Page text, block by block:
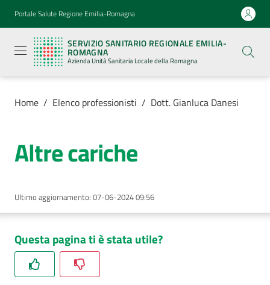
Vai al contenuto
Vai alla navigazione
Vai al footer
Portale Salute Regione Emilia-Romagna
SERVIZIO SANITARIO REGIONALE EMILIA-
ROMAGNA
Azienda Unità Sanitaria Locale della Romagna
Sanitario
Regionale
Emilia-
Romagna
Azienda
Sanitaria
Locale della
Servizi
Luoghi
di
cura
Home / Elenco professionisti / Dott. Gianluca Danesi
Altre cariche
Ultimo aggiornamento: 07-06-2024 09:56
Questa pagina ti è stata utile?